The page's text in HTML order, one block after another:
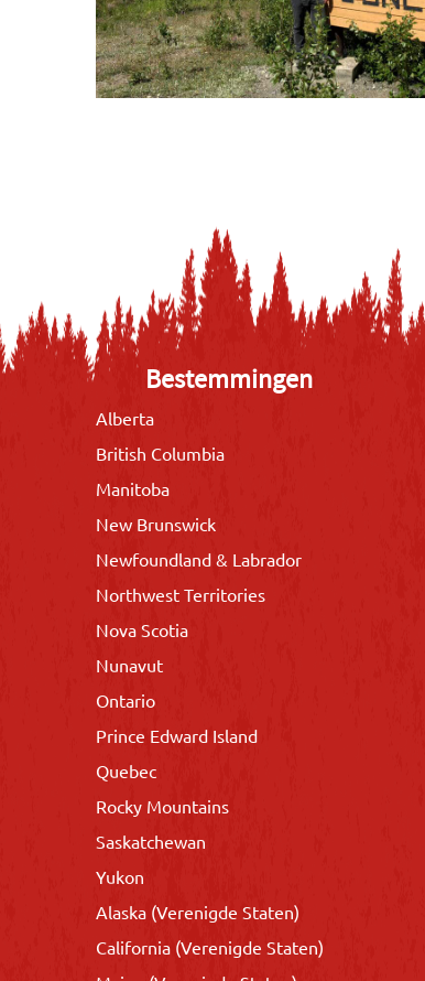
Bestemmingen
Alberta
British Columbia
Manitoba
New Brunswick
Newfoundland & Labrador
Northwest Territories
Nova Scotia
Nunavut
Ontario
Prince Edward Island
Quebec
Rocky Mountains
Saskatchewan
Yukon
Alaska (Verenigde Staten)
California (Verenigde Staten)